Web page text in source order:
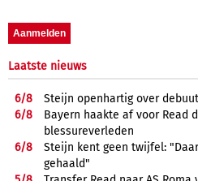
Laatste nieuws
6/8
Steijn openhartig over
6/8
Bayern haakte af voor Read
blessureverleden
6/8
Steijn kent geen twijfel:
gehaald"